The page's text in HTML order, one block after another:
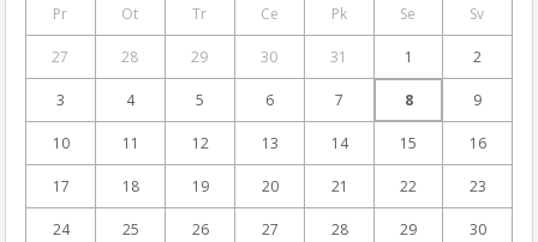
Pr Ot Tr Ce Pk Se Sv
27 28 29 30 31 1 2
3 4 5 6 7 8 9
10 11 12 13 14 15 16
17 18 19 20 21 22 23
24 25 26 27 28 29 30